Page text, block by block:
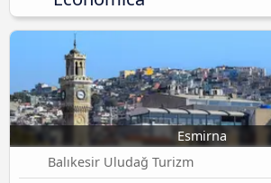
Esmirna
Balıkesir Uludağ Turizm